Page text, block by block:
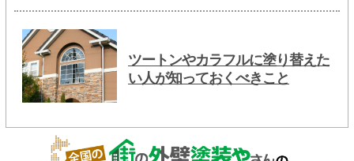
ツートンやカラフルに塗り替えた
い人が知っておくべきこと